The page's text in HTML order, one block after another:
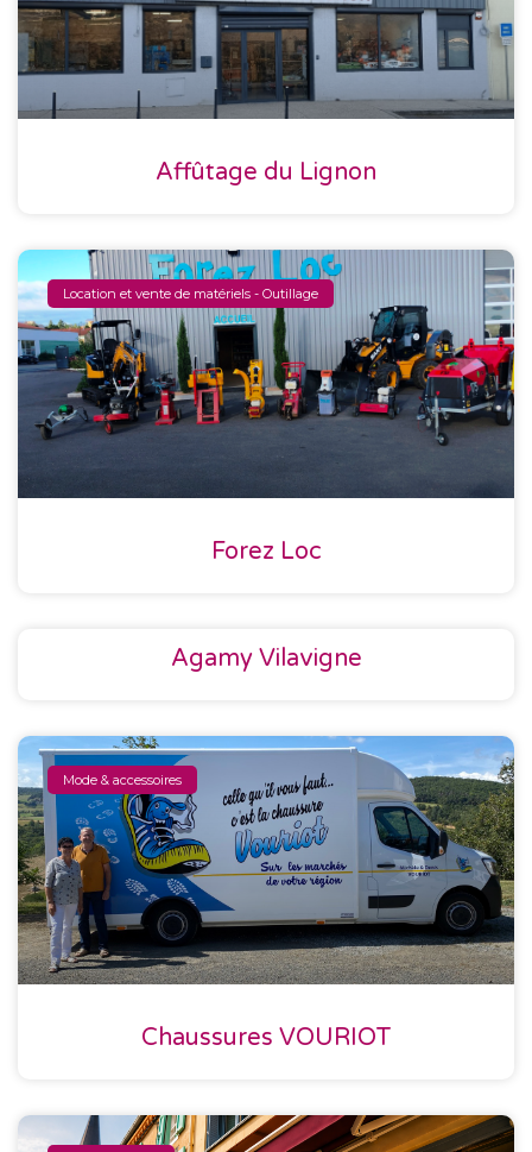
Affûtage du Lignon
Location et vente de matériels - Outillage
Forez Loc
Agamy Vilavigne
Mode & accessoires
Chaussures VOURIOT